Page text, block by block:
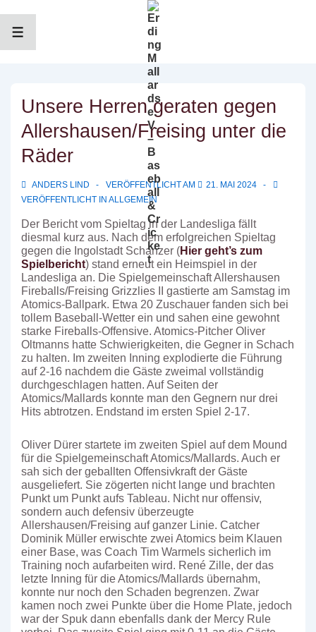
InhaltMENÜ
Unsere Herren geraten gegen
Allershausen/Freising unter die
Räder
ANDERS LIND VERÖFFENTLICHT AM
21. MAI 2024
VERÖFFENTLICHT IN ALLGEMEIN
Der Bericht vom Spieltag in der Landesliga fällt
diesmal kurz aus. Nach dem erfolgreichen Spieltag
gegen die Ingolstadt Schanzer (Hier geht’s zum
Spielbericht) stand erneut ein Heimspiel in der
Landesliga an. Die Spielgemeinschaft Allershausen
Fireballs/Freising Grizzlies II gastierte am Samstag im
Atomics-Ballpark. Etwa 20 Zuschauer fanden sich bei
tollem Baseball-Wetter ein und sahen eine gewohnt
starke Fireballs-Offensive. Atomics-Pitcher Oliver
Oltmanns hatte Schwierigkeiten, die Gegner in Schach
zu halten. Im zweiten Inning explodierte die Führung
auf 2-16 nachdem die Gäste zweimal vollständig
durchgeschlagen hatten. Auf Seiten der
Atomics/Mallards konnte man den Gegnern nur drei
Hits abtrotzen. Endstand im ersten Spiel 2-17.
Oliver Dürer startete im zweiten Spiel auf dem Mound
für die Spielgemeinschaft Atomics/Mallards. Auch er
sah sich der geballten Offensivkraft der Gäste
ausgeliefert. Sie zögerten nicht lange und brachten
Punkt um Punkt aufs Tableau. Nicht nur offensiv,
sondern auch defensiv überzeugte
Allershausen/Freising auf ganzer Linie. Catcher
Dominik Müller erwischte zwei Atomics beim Klauen
einer Base, was Coach Tim Warmels sicherlich im
Training noch aufarbeiten wird. René Zille, der das
letzte Inning für die Atomics/Mallards übernahm,
konnte nur noch den Schaden begrenzen. Zwar
kamen noch zwei Punkte über die Home Plate, jedoch
war der Spuk dann ebenfalls dank der Mercy Rule